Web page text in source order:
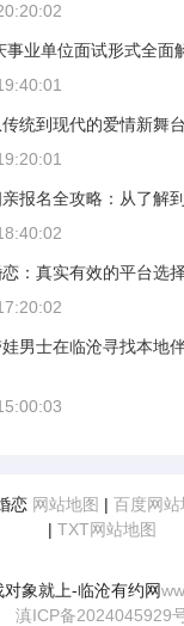
事业单位面试形式全面
统到现代的爱情新舞台
报名全攻略：从了解
：真实有效的平台选
男士在临沧寻找本地
恋 网站地图 | 百度网站
| TXT网站地图
象就上-临沧有约网
滇ICP备2024045929